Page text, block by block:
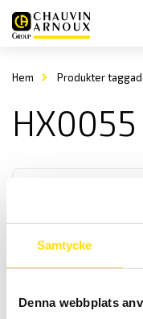
Samtycke
Denna webbplats
Hem Produkter
HX0055